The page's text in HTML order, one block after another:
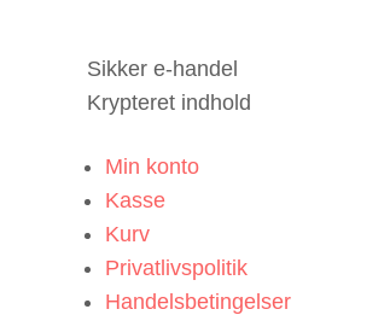
Sikker e-handel
Krypteret indhold
Min konto
Kasse
Kurv
Privatlivspolitik
Handelsbetingelser